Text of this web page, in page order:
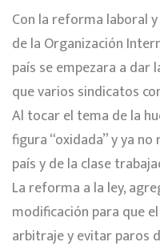
Con la reforma laboral
de la Organización
país se empezara a dar
que varios sindicatos
Al tocar el tema de la
figura “oxidada” y ya
país y de la clase
La reforma a la ley,
modificación para que
arbitraje y evitar paros